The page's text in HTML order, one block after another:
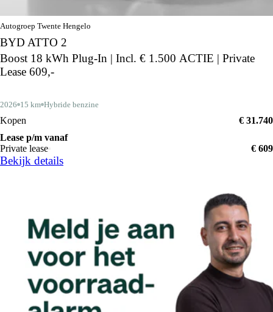
Autogroep Twente Hengelo
BYD ATTO 2
Boost 18 kWh Plug-In | Incl. € 1.500 ACTIE | Private
Lease 609,-
2026 15 km Hybride benzine
Kopen
€ 31.740
Lease p/m vanaf
Private lease
€ 609
Bekijk details